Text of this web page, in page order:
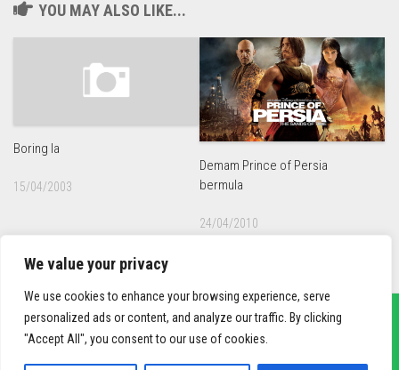
We value your privacy
We use cookies to enhance your browsing experience, serve
personalized ads or content, and analyze our traffic. By clicking
"Accept All", you consent to our use of cookies.
YOU MAY ALSO LIKE...
Boring la
15/04/2003
Demam Prince of Persia
bermula
24/04/2010
sief3r.com